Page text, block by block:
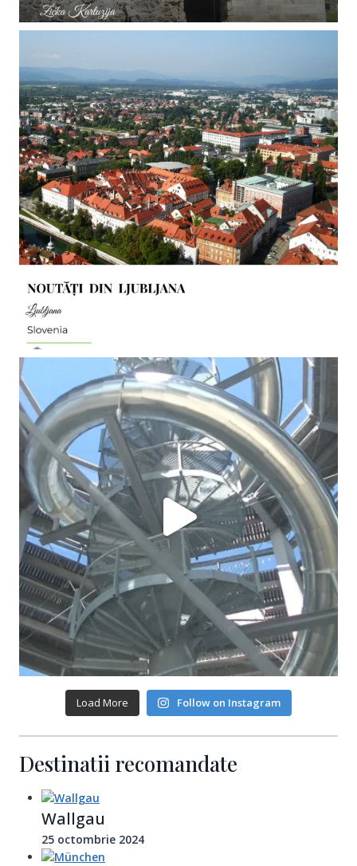
Load More Follow on Instagram
Destinatii recomandate
Wallgau
25 octombrie 2024